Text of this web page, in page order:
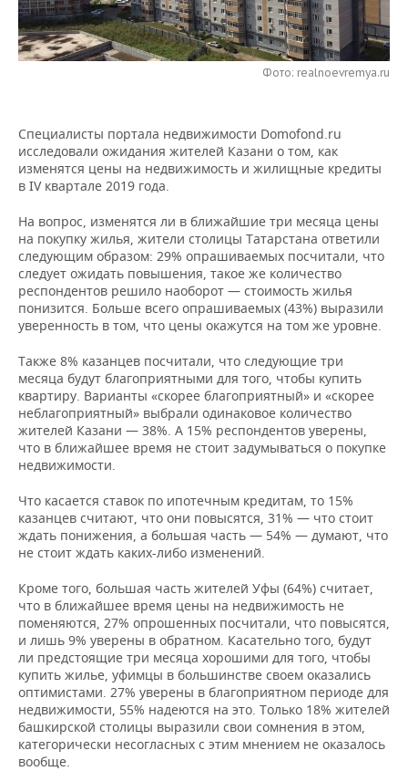
НЕФТЕХИМИЯ
НЕФТЬ
ЭНЕРГЕТИКА
РОЗНИЧНАЯ ТОРГОВЛЯ
НОВОСТИ ТЕХНОЛОГИЙ
ТЕЛЕКОММУНИКАЦИИ
МЕРОПРИЯТИЯ
БИЗНЕС-БРАНЧИ
ОТКРЫТАЯ ЛЕКЦИЯ
ФУТБОЛ
БАСКЕТБОЛ
ВОЛЕЙБОЛ
КИБЕРСПОРТ
ФИГУРНОЕ КАТАНИЕ
ВОДНЫЕ ВИДЫ СПОРТА
ХОККЕЙ С МЯЧОМ
НОВОСТИ ОБЩЕСТВА
ИНФРАСТРУКТУРА
ИСТОРИЯ
КУЛЬТУРА
МЕДИЦИНА
ОБРАЗОВАНИЕ
ПРОИСШЕСТВИЯ
ФОТОГАЛЕРЕЯ
СПРАВОЧНИК
СПИСОК ПЕРСОН
СПИСОК КОМПАНИЙ
ПОЛНАЯ ВЕРСИЯ
Фото: realnoevremya.ru
Специалисты портала недвижимости Domofond.ru
исследовали ожидания жителей Казани о том, как
изменятся цены на недвижимость и жилищные кредиты
в IV квартале 2019 года.
На вопрос, изменятся ли в ближайшие три месяца цены
на покупку жилья, жители столицы Татарстана ответили
следующим образом: 29% опрашиваемых посчитали, что
следует ожидать повышения, такое же количество
респондентов решило наоборот — стоимость жилья
понизится. Больше всего опрашиваемых (43%) выразили
уверенность в том, что цены окажутся на том же уровне.
Также 8% казанцев посчитали, что следующие три
месяца будут благоприятными для того, чтобы купить
квартиру. Варианты «скорее благоприятный» и «скорее
неблагоприятный» выбрали одинаковое количество
жителей Казани — 38%. А 15% респондентов уверены,
что в ближайшее время не стоит задумываться о покупке
недвижимости.
Что касается ставок по ипотечным кредитам, то 15%
казанцев считают, что они повысятся, 31% — что стоит
ждать понижения, а большая часть — 54% — думают, что
не стоит ждать каких-либо изменений.
Кроме того, большая часть жителей Уфы (64%) считает,
что в ближайшее время цены на недвижимость не
поменяются, 27% опрошенных посчитали, что повысятся,
и лишь 9% уверены в обратном. Касательно того, будут
ли предстоящие три месяца хорошими для того, чтобы
купить жилье, уфимцы в большинстве своем оказались
оптимистами. 27% уверены в благоприятном периоде для
недвижимости, 55% надеются на это. Только 18% жителей
башкирской столицы выразили свои сомнения в этом,
категорически несогласных с этим мнением не оказалось
вообще.